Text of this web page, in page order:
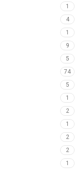
1
4
1
9
5
74
5
1
2
1
2
2
1